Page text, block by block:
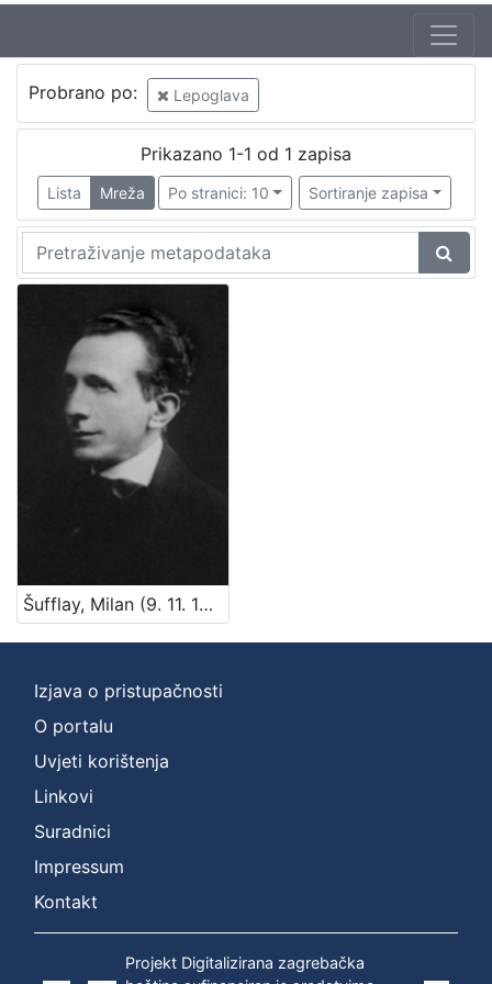
Probrano po: Lepoglava
Prikazano 1-1 od 1 zapisa
Lista Mreža Po stranici: 10 Sortiranje zapisa
Šufflay, Milan (9. 11. 1879. – 19. 2. 1931.)
Izjava o pristupačnosti
O portalu
Uvjeti korištenja
Linkovi
Suradnici
Impressum
Kontakt
Projekt Digitalizirana zagrebačka